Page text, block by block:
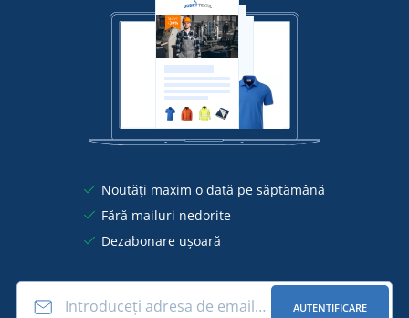
Noutăți maxim o dată pe săptămână
Fără mailuri nedorite
Dezabonare ușoară
AUTENTIFICARE